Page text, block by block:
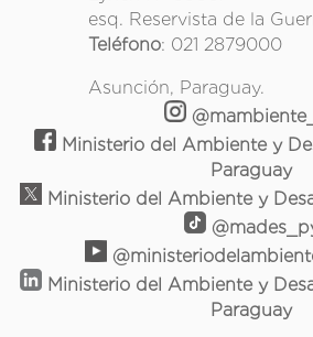
esq. Reservista de la
Teléfono: 021 2879000
Asunción, Paraguay.
Ministerio del Ambiente y
Paraguay
Ministerio del Ambiente y
Ministerio del Ambiente y
Paraguay